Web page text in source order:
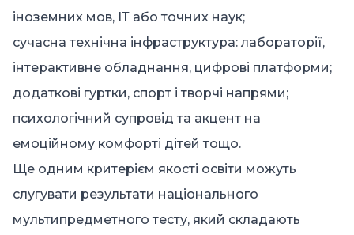
іноземних мов, ІТ або точних наук;
сучасна технічна інфраструктура: лабораторії,
інтерактивне обладнання, цифрові платформи;
додаткові гуртки, спорт і творчі напрями;
психологічний супровід та акцент на
емоційному комфорті дітей тощо.
Ще одним критерієм якості освіти можуть
слугувати результати національного
мультипредметного тесту, який складають